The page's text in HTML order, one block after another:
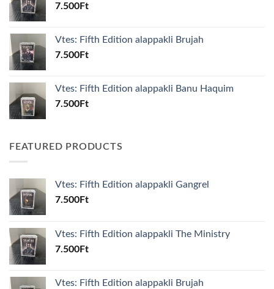
7.500Ft
Vtes: Fifth Edition alappakli Brujah
7.500Ft
Vtes: Fifth Edition alappakli Banu Haquim
7.500Ft
FEATURED PRODUCTS
Vtes: Fifth Edition alappakli Gangrel
7.500Ft
Vtes: Fifth Edition alappakli The Ministry
7.500Ft
Vtes: Fifth Edition alappakli Brujah